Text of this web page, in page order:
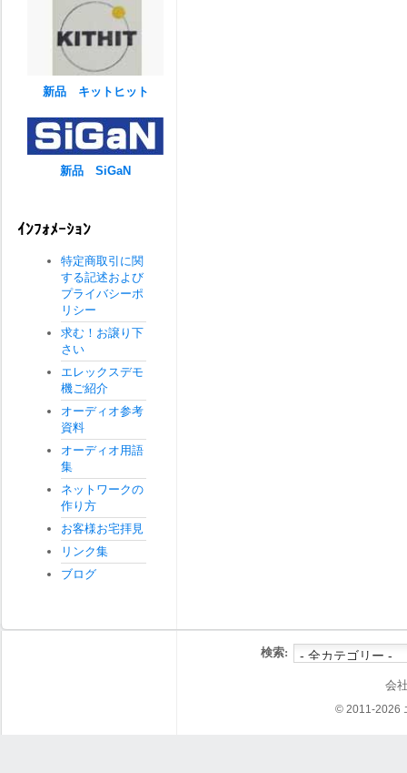
新品 キットヒット
新品 SiGaN
ｲﾝﾌｫﾒｰｼｮﾝ
特定商取引に関
する記述および
プライバシーポ
リシー
求む！お譲り下
さい
エレックスデモ
機ご紹介
オーディオ参考
資料
オーディオ用語
集
ネットワークの
作り方
お客様お宅拝見
リンク集
ブログ
検索:
会
© 2011-2026